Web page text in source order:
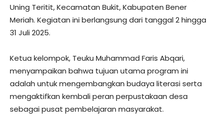
Uning Teritit, Kecamatan Bukit, Kabupaten Bener
Meriah. Kegiatan ini berlangsung dari tanggal 2 hingga
31 Juli 2025.
Ketua kelompok, Teuku Muhammad Faris Abqari,
menyampaikan bahwa tujuan utama program ini
adalah untuk mengembangkan budaya literasi serta
mengaktifkan kembali peran perpustakaan desa
sebagai pusat pembelajaran masyarakat.